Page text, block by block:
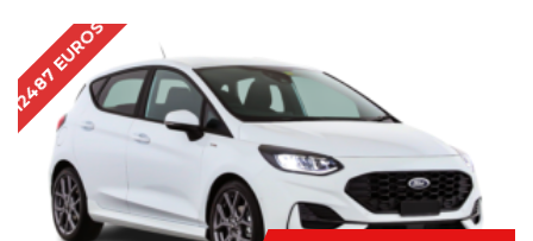
12487 EUROS